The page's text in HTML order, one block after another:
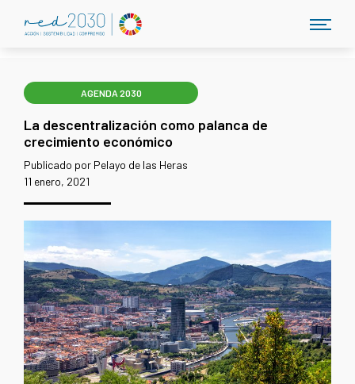
AGENDA 2030
La descentralización como palanca de
crecimiento económico
Publicado por Pelayo de las Heras
11 enero, 2021